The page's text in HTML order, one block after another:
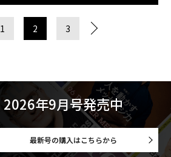
1 2 3
2026年9月号発売中
最新号の購入はこちらから